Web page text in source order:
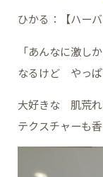
ひかる：【ハーバ
「あんなに激し
なるけど やっぱ
大好きな 肌荒れ
テクスチャーも